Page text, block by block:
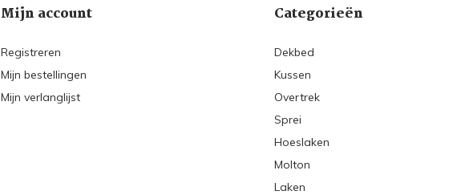
Mijn account
Registreren
Mijn bestellingen
Mijn verlanglijst
Categorieën
Dekbed
Kussen
Overtrek
Sprei
Hoeslaken
Molton
Laken